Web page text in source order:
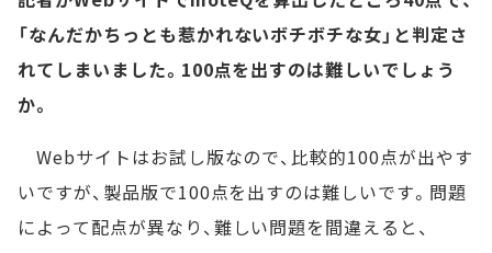
「なんだかちっとも惹かれないボチボチな女」と判定さ
れてしまいました。100点を出すのは難しいでしょう
か。
Webサイトはお試し版なので、比較的100点が出やす
いですが、製品版で100点を出すのは難しいです。問題
によって配点が異なり、難しい問題を間違えると、